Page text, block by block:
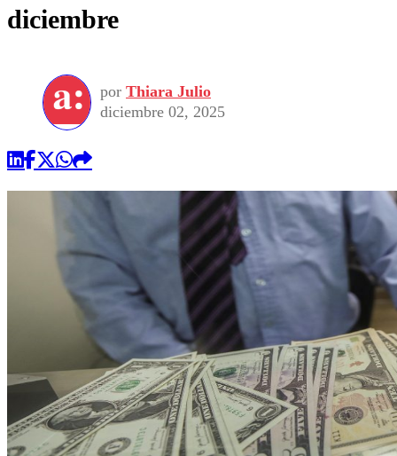
diciembre
por Thiara Julio
diciembre 02, 2025